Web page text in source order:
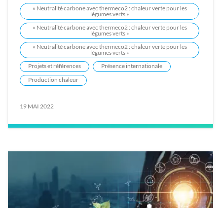
« Neutralité carbone avec thermeco2 : chaleur verte pour les
légumes verts »
« Neutralité carbone avec thermeco2 : chaleur verte pour les
légumes verts »
« Neutralité carbone avec thermeco2 : chaleur verte pour les
légumes verts »
Projets et références
Présence internationale
Production chaleur
19 MAI 2022